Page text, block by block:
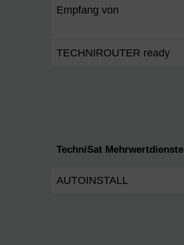
Empfang von
TECHNIROUTER ready
TechniSat Mehrwertdienste
AUTOINSTALL